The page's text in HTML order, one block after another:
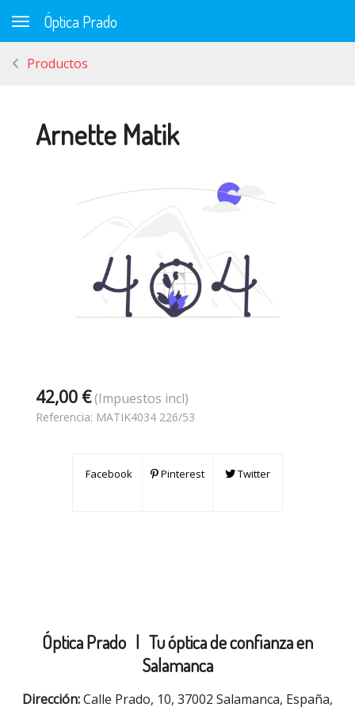
Toggle navigation
Óptica Prado
Productos
Arnette Matik
42,00 €(Impuestos incl)
Referencia: MATIK4034 226/53
Facebook Pinterest Twitter
Óptica Prado | Tu óptica de confianza en
Salamanca
Dirección:Calle Prado, 10, 37002 Salamanca, España,